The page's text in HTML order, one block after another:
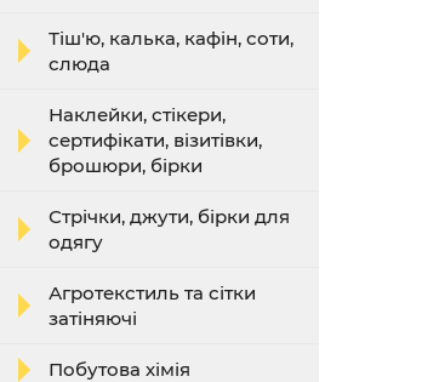
Тіш'ю, калька, кафін, соти,
слюда
Наклейки, стікери,
сертифікати, візитівки,
брошюри, бірки
Стрічки, джути, бірки для
одягу
Агротекстиль та сітки
затіняючі
Побутова хімія